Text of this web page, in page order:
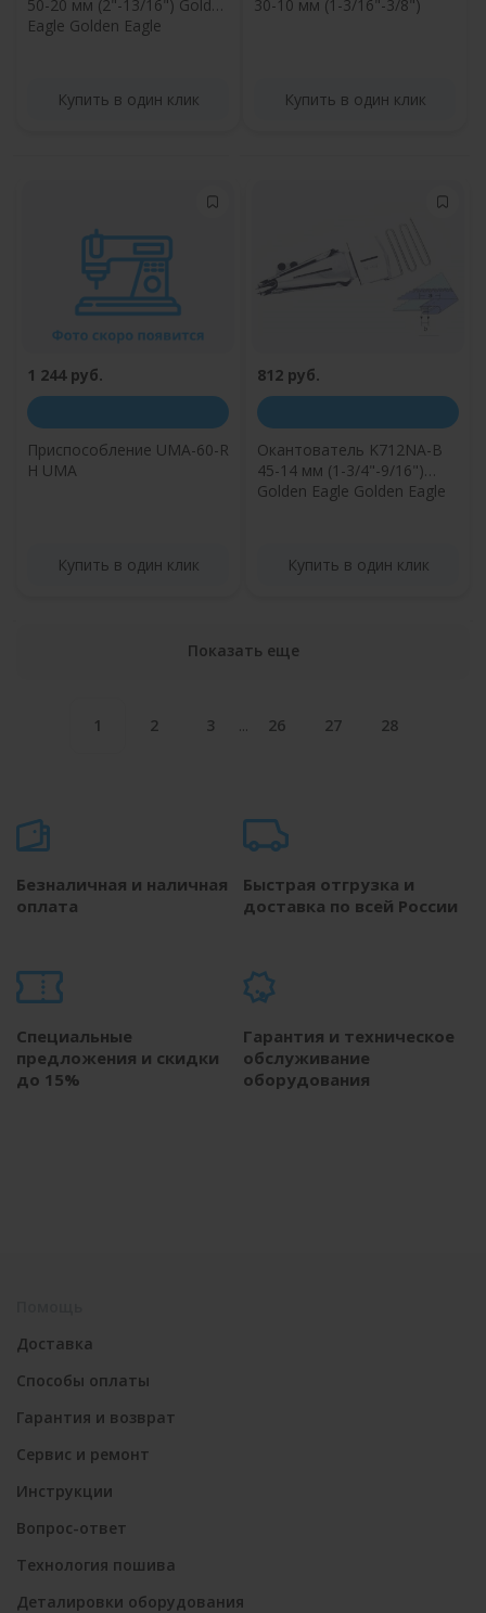
50-20 мм (2"-13/16") Golden
Eagle Golden Eagle
Купить в один клик
30-10 мм (1-3/16"-3/8")
Купить в один клик
1 244 руб.
Приспособление UMA-60-R
H UMA
Купить в один клик
812 руб.
Окантователь K712NA-B
45-14 мм (1-3/4"-9/16")
Golden Eagle Golden Eagle
Купить в один клик
Показать еще
1 2 3 ... 26 27 28
Безналичная и наличная
оплата
Быстрая отгрузка и
доставка по всей России
Специальные
предложения и скидки
до 15%
Гарантия и техническое
обслуживание
оборудования
Доставка
Способы оплаты
Гарантия и возврат
Сервис и ремонт
Инструкции
Вопрос-ответ
Технология пошива
Деталировки оборудования